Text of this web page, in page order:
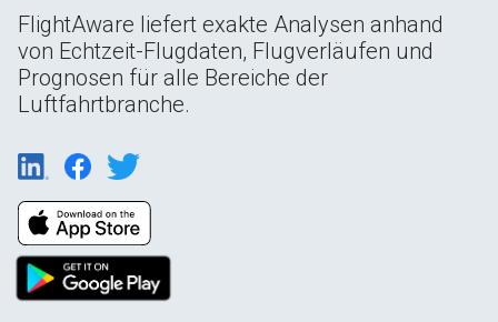
FlightAware liefert exakte Analysen anhand
von Echtzeit-Flugdaten, Flugverläufen und
Prognosen für alle Bereiche der
Luftfahrtbranche.